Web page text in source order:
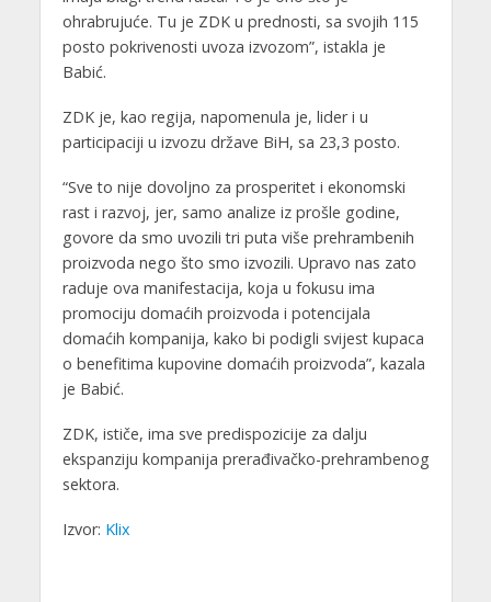
ohrabrujuće. Tu je ZDK u prednosti, sa svojih 115
posto pokrivenosti uvoza izvozom”, istakla je
Babić.
ZDK je, kao regija, napomenula je, lider i u
participaciji u izvozu države BiH, sa 23,3 posto.
“Sve to nije dovoljno za prosperitet i ekonomski
rast i razvoj, jer, samo analize iz prošle godine,
govore da smo uvozili tri puta više prehrambenih
proizvoda nego što smo izvozili. Upravo nas zato
raduje ova manifestacija, koja u fokusu ima
promociju domaćih proizvoda i potencijala
domaćih kompanija, kako bi podigli svijest kupaca
o benefitima kupovine domaćih proizvoda”, kazala
je Babić.
ZDK, ističe, ima sve predispozicije za dalju
ekspanziju kompanija prerađivačko-prehrambenog
sektora.
Izvor: Klix